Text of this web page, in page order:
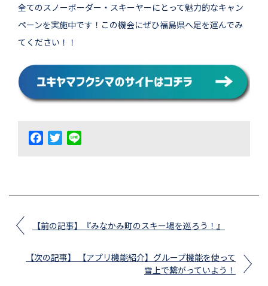
全てのスノーボーダー・スキーヤーにとって魅力的なキャン
ペーンを実施中です！この機会にぜひ福島県へ足を運んでみ
てください！！
FacebookTwitter
【前の記事】『みなかみ町のスキー場を巡ろう！』
【次の記事】 【アプリ機能紹介】グループ機能を使って
雪上で繋がっていよう！